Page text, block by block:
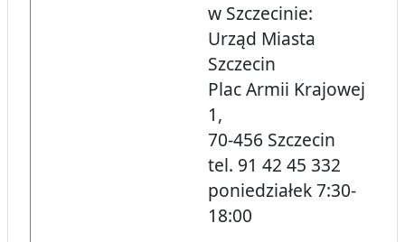
w Szczecinie:
Urząd Miasta
Szczecin
Plac Armii Krajowej
1,
70-456 Szczecin
tel. 91 42 45 332
poniedziałek 7:30-
18:00